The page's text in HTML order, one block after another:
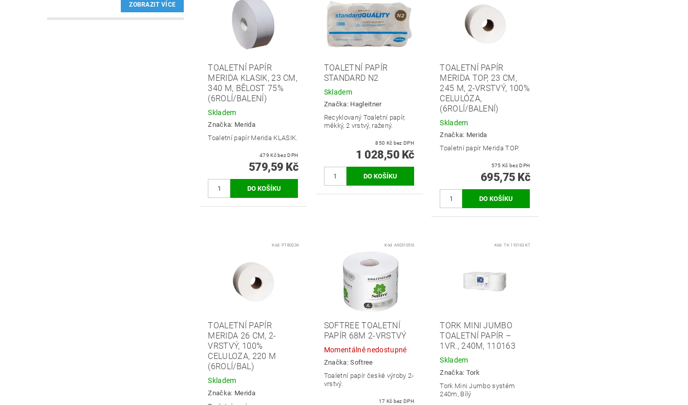
ZOBRAZIT VÍCE
TOALETNÍ PAPÍR
MERIDA KLASIK, 23 CM,
340 M, BĚLOST 75%
(6ROLÍ/BALENÍ)
Skladem
Značka: Merida
Toaletní papír Merida KLASIK.
479 Kč bez DPH
579,59 Kč
TOALETNÍ PAPÍR
STANDARD N2
Skladem
Značka: Hagleitner
Recyklovaný Toaletní papír,
měkký, 2 vrstvý, ražený.
850 Kč bez DPH
1 028,50 Kč
TOALETNÍ PAPÍR
MERIDA TOP, 23 CM,
245 M, 2-VRSTVÝ, 100%
CELULÓZA,
(6ROLÍ/BALENÍ)
Skladem
Značka: Merida
Toaletní papír Merida TOP.
575 Kč bez DPH
695,75 Kč
Kód:PTB0234
TOALETNÍ PAPÍR
MERIDA 26 CM, 2-
VRSTVÝ, 100%
CELULOZA, 220 M
(6ROLÍ/BAL)
Skladem
Značka: Merida
Kód: A90310516
SOFTREE TOALETNÍ
PAPÍR 68M 2-VRSTVÝ
Momentálně nedostupné
Značka:Softree
Toaletní papír české výroby 2-
vrstvý.
17 Kč bez DPH
Kód:TK 110163 KT
TORK MINI JUMBO
TOALETNÍ PAPÍR –
1VR., 240M, 110163
Skladem
Značka: Tork
Tork Mini Jumbo systém
240m, Bílý